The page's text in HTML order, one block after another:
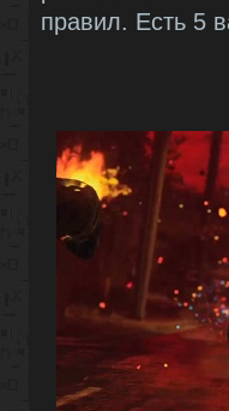
правил. Есть 5